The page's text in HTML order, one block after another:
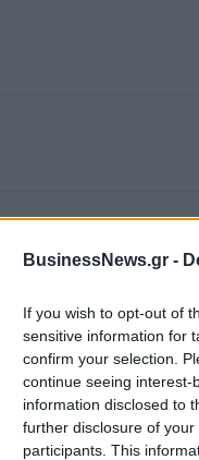
BusinessNews.gr -
If you wish to opt-out of
sensitive information for
confirm your selection.
continue seeing
information disclosed to
further disclosure of your
participants. This